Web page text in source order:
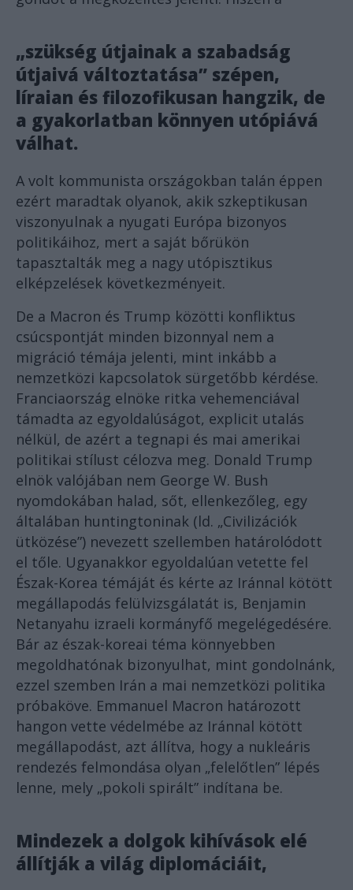
„szükség útjainak a szabadság
útjaivá változtatása” szépen,
líraian és filozofikusan hangzik, de
a gyakorlatban könnyen utópiává
válhat.
A volt kommunista országokban talán éppen
ezért maradtak olyanok, akik szkeptikusan
viszonyulnak a nyugati Európa bizonyos
politikáihoz, mert a saját bőrükön
tapasztalták meg a nagy utópisztikus
elképzelések következményeit.
De a Macron és Trump közötti konfliktus
csúcspontját minden bizonnyal nem a
migráció témája jelenti, mint inkább a
nemzetközi kapcsolatok sürgetőbb kérdése.
Franciaország elnöke ritka vehemenciával
támadta az egyoldalúságot, explicit utalás
nélkül, de azért a tegnapi és mai amerikai
politikai stílust célozva meg. Donald Trump
elnök valójában nem George W. Bush
nyomdokában halad, sőt, ellenkezőleg, egy
általában huntingtoninak (ld. „Civilizációk
ütközése”) nevezett szellemben határolódott
el tőle. Ugyanakkor egyoldalúan vetette fel
Észak-Korea témáját és kérte az Iránnal kötött
megállapodás felülvizsgálatát is, Benjamin
Netanyahu izraeli kormányfő megelégedésére.
Bár az észak-koreai téma könnyebben
megoldhatónak bizonyulhat, mint gondolnánk,
ezzel szemben Irán a mai nemzetközi politika
próbaköve. Emmanuel Macron határozott
hangon vette védelmébe az Iránnal kötött
megállapodást, azt állítva, hogy a nukleáris
rendezés felmondása olyan „felelőtlen” lépés
lenne, mely „pokoli spirált” indítana be.
Mindezek a dolgok kihívások elé
állítják a világ diplomáciáit,